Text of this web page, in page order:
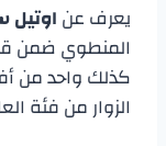
يعرف عناوتيل
المنطوي ضمن
كذلك واحد من
الزوار من فئة